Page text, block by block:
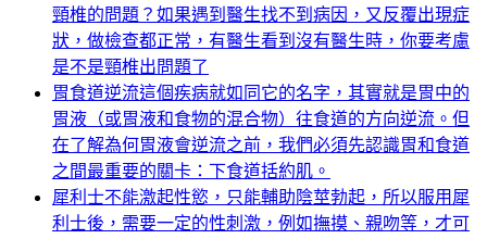
頸椎的問題？如果遇到醫生找不到病因，又反覆出現症
狀，做檢查都正常，有醫生看到沒有醫生時，你要考慮
是不是頸椎出問題了
胃食道逆流這個疾病就如同它的名字，其實就是胃中的
胃液（或胃液和食物的混合物）往食道的方向逆流。但
在了解為何胃液會逆流之前，我們必須先認識胃和食道
之間最重要的關卡：下食道括約肌。
犀利士不能激起性慾，只能輔助陰莖勃起，所以服用犀
利士後，需要一定的性刺激，例如撫摸、親吻等，才可